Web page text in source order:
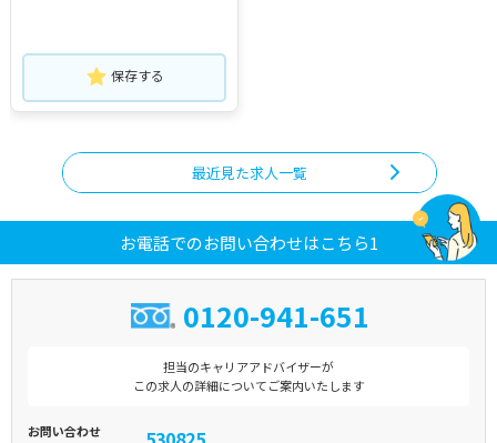
保存する
最近見た求人一覧
お電話でのお問い合わせはこちら1
0120-941-651
担当のキャリアアドバイザーが
この求人の詳細についてご案内いたします
お問い合わせ